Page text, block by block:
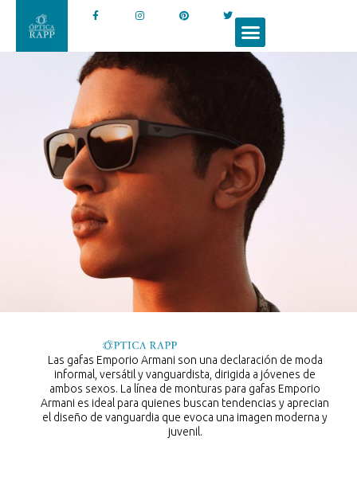
Las gafas Emporio Armani son una declaración de moda
informal, versátil y vanguardista, dirigida a jóvenes de
ambos sexos. La línea de monturas para gafas Emporio
Armani es ideal para quienes buscan tendencias y aprecian
el diseño de vanguardia que evoca una imagen moderna y
juvenil.